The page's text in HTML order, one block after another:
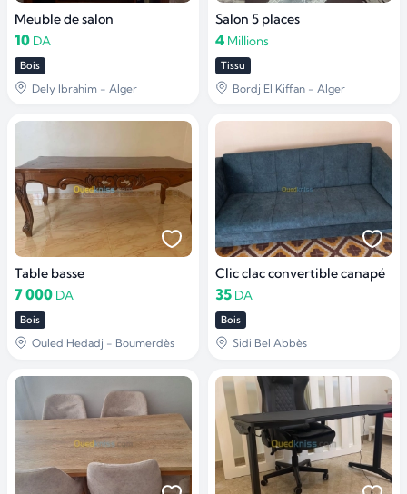
Meuble de salon
10 DA
Bois
Dely Ibrahim - Alger
Salon 5 places
4 Millions
Tissu
Bordj El Kiffan - Alger
Table basse
7 000 DA
Bois
Ouled Hedadj - Boumerdès
Clic clac convertible canapé
35 DA
Bois
Sidi Bel Abbès